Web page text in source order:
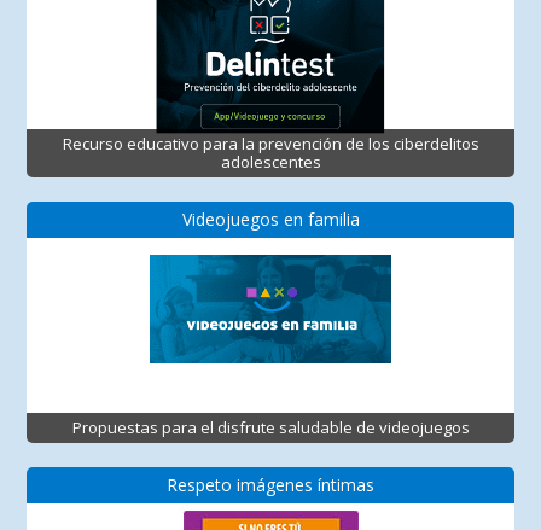
Recurso educativo para la prevención de los ciberdelitos
adolescentes
Videojuegos en familia
Propuestas para el disfrute saludable de videojuegos
Respeto imágenes íntimas